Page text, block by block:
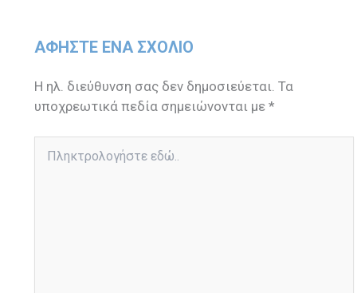
ΑΦΉΣΤΕ ΈΝΑ ΣΧΌΛΙΟ
Η ηλ. διεύθυνση σας δεν δημοσιεύεται. Τα
υποχρεωτικά πεδία σημειώνονται με*
εδώ..